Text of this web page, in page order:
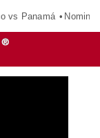
vs Panamá